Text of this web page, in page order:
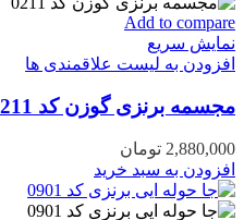
Add to compare
نمایش سریع
افزودن به لیست علاقمندی ها
مجسمه برنزی گوزن کد 0211
2,880,000 تومان
افزودن به سبد خرید